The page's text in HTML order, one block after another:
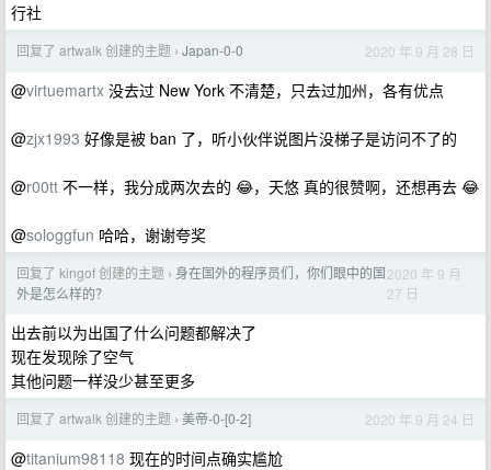
行社
回复了 artwalk 创建的主题 › Japan-0-0 2020 年 9 月 28 日
@virtuemartx 没去过 New York 不清楚，只去过加州，各有优点
@zjx1993 好像是被 ban 了，听小伙伴说图片没梯子是访问不了的
@r00tt 不一样，我分成两次去的 😂，天悠 真的很赞啊，还想再去 😂
@sologgfun 哈哈，谢谢夸奖
回复了 kingof 创建的主题 › 身在国外的程序员们，你们眼中的国
外是怎么样的？
2020 年 9 月
27 日
出去前以为出国了什么问题都解决了
现在发现除了空气
其他问题一样没少甚至更多
回复了 artwalk 创建的主题 › 美帝-0-[0-2] 2020 年 9 月 24 日
@titanium98118 现在的时间点确实尴尬